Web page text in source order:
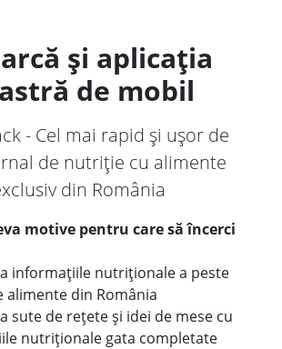
și aplicația
de mobil
- Cel mai rapid și ușor de
de nutriție cu alimente
din România
motive pentru care să încerci
informațiile nutriționale a peste
alimente din România
sute de rețete și idei de mese cu
nutriționale gata completate